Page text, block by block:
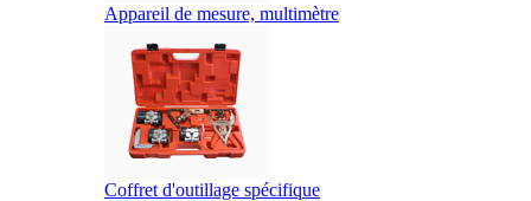
Appareil de mesure, multimètre
Coffret d'outillage spécifique